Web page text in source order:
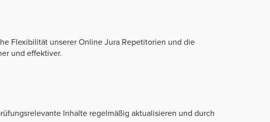
Flexibilität unserer Online Jura Repetitorien und die
und effektiver.
Inhalte regelmäßig aktualisieren und durch